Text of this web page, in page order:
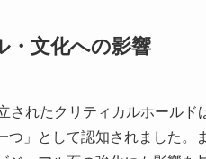
・文化への影響
されたクリティカルホール
つ」として認知されました。